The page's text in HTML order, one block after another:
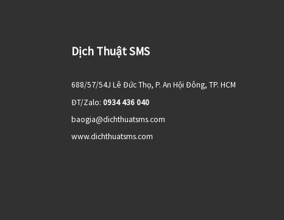
Dịch Thuật SMS
688/57/54J Lê Đức Thọ, P. An Hội Đông, TP. HCM
ĐT/Zalo: 0934 436 040
baogia@dichthuatsms.com
www.dichthuatsms.com